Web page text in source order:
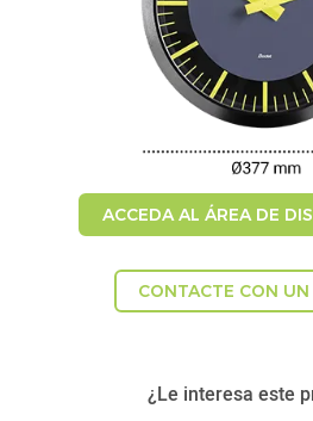
ACCEDA AL ÁREA DE
CONTACTE CON UN
¿Le interesa este